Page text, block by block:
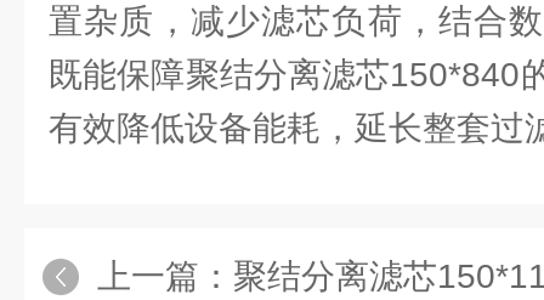
置杂质，减少滤芯负荷，结合
既能保障聚结分离滤芯150*840
有效降低设备能耗，延长整套过
上一篇： 聚结分离滤芯150*1120